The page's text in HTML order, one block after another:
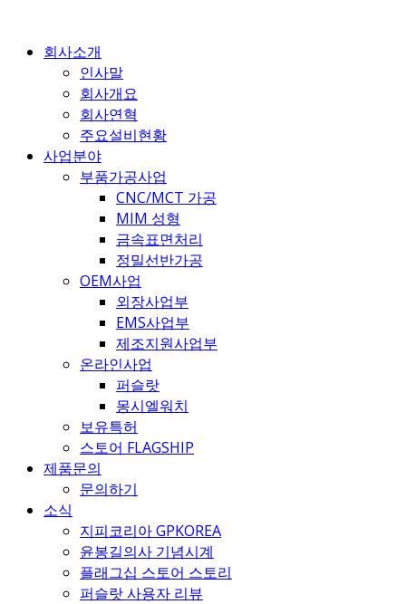
회사소개
인사말
회사개요
회사연혁
주요설비현황
사업분야
부품가공사업
CNC/MCT 가공
MIM 성형
금속표면처리
정밀선반가공
OEM사업
외장사업부
EMS사업부
제조지원사업부
온라인사업
퍼슬랏
몽시엘워치
보유특허
스토어 FLAGSHIP
제품문의
문의하기
소식
지피코리아 GPKOREA
윤봉길의사 기념시계
플래그십 스토어 스토리
퍼슬랏 사용자 리뷰